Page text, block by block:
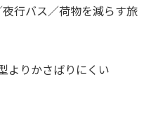
行バス／荷物を減らす旅
よりかさばりにくい